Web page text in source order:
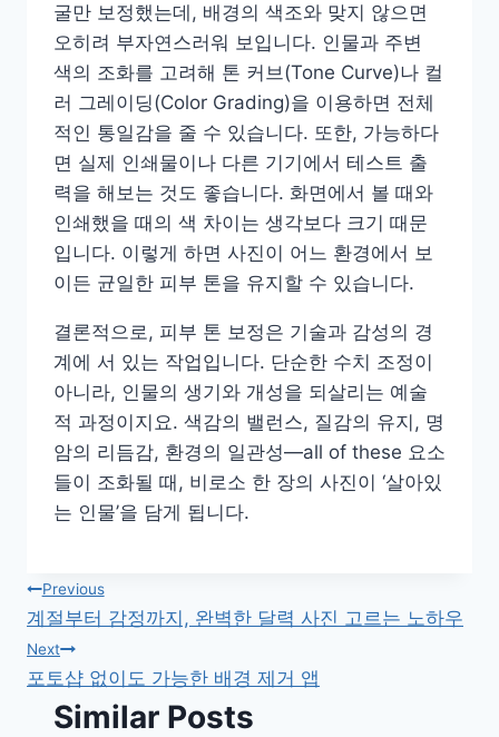
굴만 보정했는데, 배경의 색조와 맞지 않으면
오히려 부자연스러워 보입니다. 인물과 주변
색의 조화를 고려해 톤 커브(Tone Curve)나 컬
러 그레이딩(Color Grading)을 이용하면 전체
적인 통일감을 줄 수 있습니다. 또한, 가능하다
면 실제 인쇄물이나 다른 기기에서 테스트 출
력을 해보는 것도 좋습니다. 화면에서 볼 때와
인쇄했을 때의 색 차이는 생각보다 크기 때문
입니다. 이렇게 하면 사진이 어느 환경에서 보
이든 균일한 피부 톤을 유지할 수 있습니다.
결론적으로, 피부 톤 보정은 기술과 감성의 경
계에 서 있는 작업입니다. 단순한 수치 조정이
아니라, 인물의 생기와 개성을 되살리는 예술
적 과정이지요. 색감의 밸런스, 질감의 유지, 명
암의 리듬감, 환경의 일관성—all of these 요소
들이 조화될 때, 비로소 한 장의 사진이 ‘살아있
는 인물’을 담게 됩니다.
글
탐
색
Previous
계절부터 감정까지, 완벽한 달력 사진 고르는 노하우
Next
포토샵 없이도 가능한 배경 제거 앱
Similar Posts